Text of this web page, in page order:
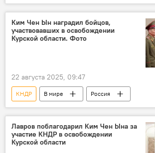
Дональд Трамп
саммит
встреча
Южная Корея
Ким Чен Ын наградил бойцов,
участвовавших в освобождении
Курской области. Фото
22 августа 2025, 09:47
КНДР В мире
Россия
Курская область
Ким Чен Ын
фото
Спецоперация России по защите Донбасса
Лавров поблагодарил Ким Чен Ына за
участие КНДР в освобождении
Курской области